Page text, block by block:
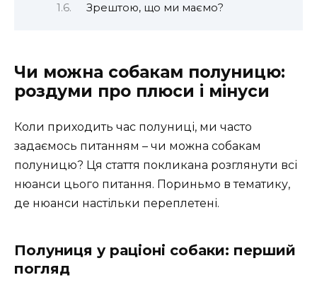
Зрештою, що ми маємо?
Чи можна собакам полуницю:
роздуми про плюси і мінуси
Коли приходить час полуниці, ми часто
задаємось питанням – чи можна собакам
полуницю? Ця стаття покликана розглянути всі
нюанси цього питання. Пориньмо в тематику,
де нюанси настільки переплетені.
Полуниця у раціоні собаки: перший
погляд